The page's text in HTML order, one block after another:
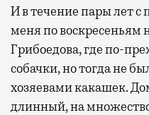
И в течение пары лет с
меня по воскресеньям
Грибоедова, где по-
собачки, но тогда не
хозяевами какашек.
длинный, на